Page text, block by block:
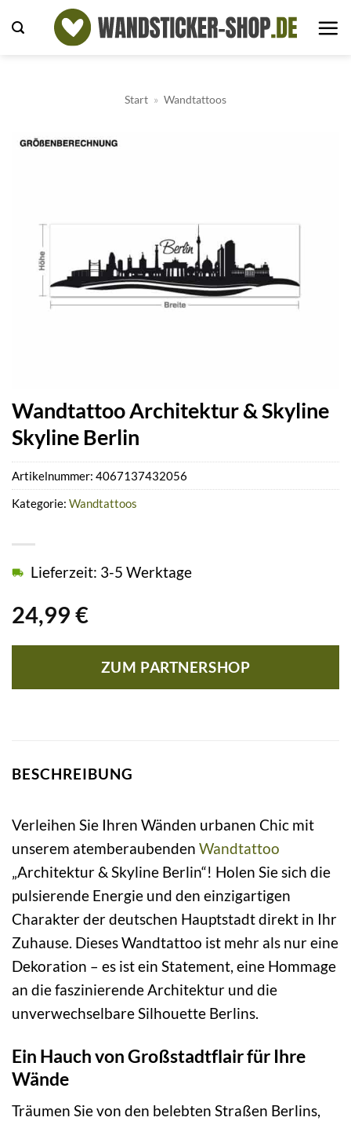
Inhalt
Start » Wandtattoos
Wandtattoo Architektur & Skyline
Skyline Berlin
24,99 €
Lieferzeit: 3-5 Werktage
ZUM PARTNERSHOP
Artikelnummer: 4067137432056
Kategorie: Wandtattoos
BESCHREIBUNG
Verleihen Sie Ihren Wänden urbanen Chic mit
unserem atemberaubenden Wandtattoo
„Architektur & Skyline Berlin“! Holen Sie sich die
pulsierende Energie und den einzigartigen
Charakter der deutschen Hauptstadt direkt in Ihr
Zuhause. Dieses Wandtattoo ist mehr als nur eine
Dekoration – es ist ein Statement, eine Hommage
an die faszinierende Architektur und die
unverwechselbare Silhouette Berlins.
Ein Hauch von Großstadtflair für Ihre
Wände
Träumen Sie von den belebten Straßen Berlins,